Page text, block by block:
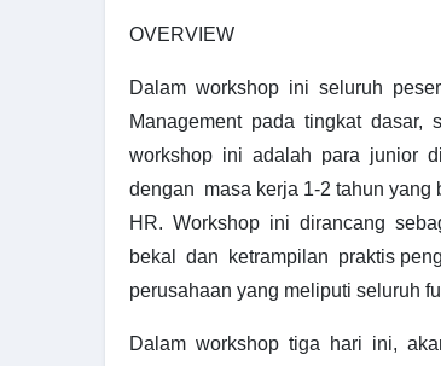
OVERVIEW
Dalam workshop ini seluruh
Management pada tingkat dasar,
workshop ini adalah para junior di
dengan masa kerja 1-2 tahun yang
HR. Workshop ini dirancang
bekal dan ketrampilan praktis
perusahaan yang meliputi seluruh
Dalam workshop tiga hari ini,